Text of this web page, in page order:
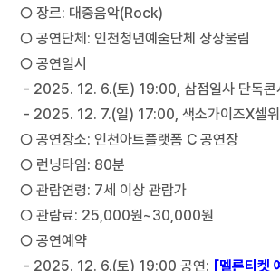
○ 장르: 대중음악(Rock)
○ 공연단체: 인천청년예술단체 상상울림
○ 공연일시
- 2025. 12. 6.(토) 19:00, 삼점일사 단독콘
- 2025. 12. 7.(일) 17:00, 색소가이즈X셀위
○ 공연장소: 인천아트플랫폼 C 공연장
○ 런닝타임: 80분
○ 관람연령: 7세 이상 관람가
○ 관람료: 25,000원~30,000원
○ 공연예약
- 2025. 12. 6.(토) 19:00 공연: [멜론티켓